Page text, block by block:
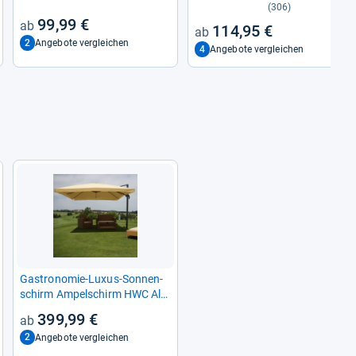
99,99 €
2 Angebote vergleichen
(306)
114,95 €
4 Angebote vergleichen
Gastro­no­mie-​Luxus-​Son­nen­
schirm Ampel­schirm HWC Alu
der 399,99 €
2 Angebote vergleichen